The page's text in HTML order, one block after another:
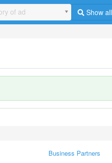
of ad Show all
Business Partners